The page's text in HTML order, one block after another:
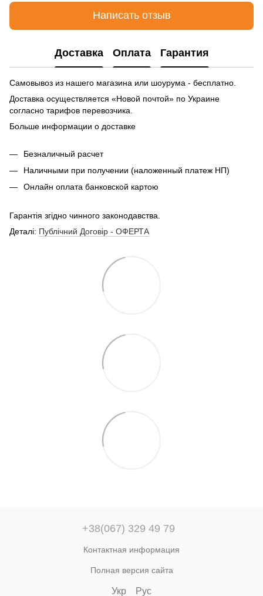
Написать отзыв
Доставка Оплата Гарантия
Самовывоз из нашего магазина или шоурума - бесплатно.
Доставка осуществляется «Новой почтой» по Украине
согласно тарифов перевозчика.
Больше информации о доставке
Безналичный расчет
Наличными при получении (наложенный платеж НП)
Онлайн оплата банковской картою
Гарантія згідно чинного законодавства.
Деталі: Публічний Договір - ОФЕРТА
+38(067) 329 49 79
Контактная информация
Полная версия сайта
Укр Рус